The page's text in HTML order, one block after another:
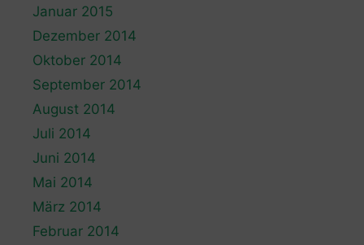
Januar 2015
Dezember 2014
Oktober 2014
September 2014
August 2014
Juli 2014
Juni 2014
Mai 2014
März 2014
Februar 2014